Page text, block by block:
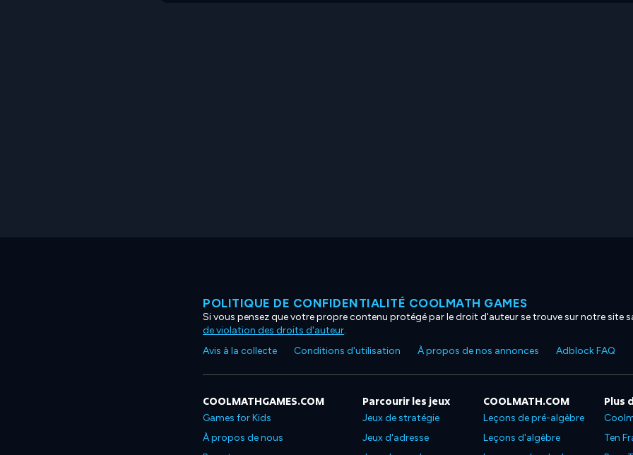
POLITIQUE DE CONFIDENTIALITÉ COOLMATH GAMES
Si vous pensez que votre propre contenu protégé par le droit d'auteur se trouve sur notre site
de violation des droits d'auteur.
Avis à la collecte
Conditions d'utilisation À propos de nos annonces Adblock FAQ
COOLMATHGAMES.COM
Games for Kids
À propos de nous
Parcourir les jeux
Jeux de stratégie
Jeux d'adresse
COOLMATH.COM
Leçons de pré-algèbre
Leçons d'algèbre
Plus
Ten